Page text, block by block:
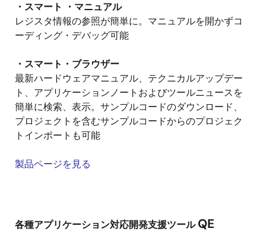
・スマート ・マニュアル
レジスタ情報の参照が簡単に。マニュアルを開かずコ
ーディング・デバッグ可能
・スマート・ブラウザー
最新ハードウェアマニュアル、テクニカルアップデー
ト、アプリケーションノートおよびツールニュースを
簡単に検索、表示。サンプルコードのダウンロード、
プロジェクトを含むサンプルコードからのプロジェク
トインポートも可能
製品ページを見る
各種アプリケーション対応開発支援ツールQE